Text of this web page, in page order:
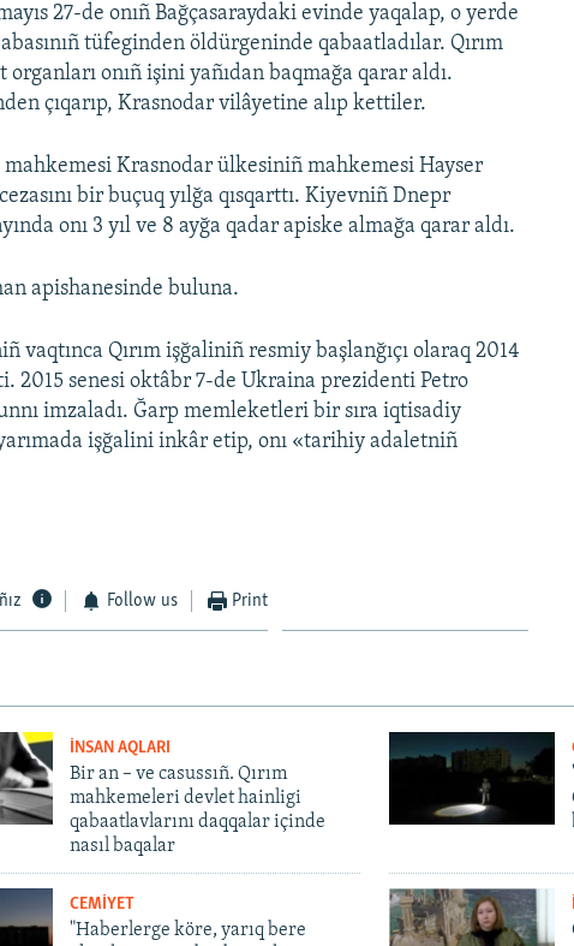
27-de onıñ Bağçasaraydaki evinde yaqalap, o yerde
tüfeginden öldürgeninde qabaatladılar. Qırım
onıñ işini yañıdan baqmağa qarar aldı.
çıqarıp, Krasnodar vilâyetine alıp kettiler.
mahkemesi Krasnodar ülkesiniñ mahkemesi Hayser
bir buçuq yılğa qısqarttı. Kiyevniñ Dnepr
onı 3 yıl ve 8 ayğa qadar apiske almağa qarar aldı.
apishanesinde buluna.
vaqtınca Qırım işğaliniñ resmiy başlanğıçı olaraq 2014
2015 senesi oktâbr 7-de Ukraina prezidenti Petro
imzaladı. Ğarp memleketleri bir sıra iqtisadiy
işğalini inkâr etip, onı «tarihiy adaletniñ
Follow us Print
İNSAN AQLARI
Bir an – ve casussıñ. Qırım
mahkemeleri devlet hainligi
qabaatlavlarını daqqalar içinde
nasıl baqalar
CEMİYET
"Haberlerge köre, yarıq bere